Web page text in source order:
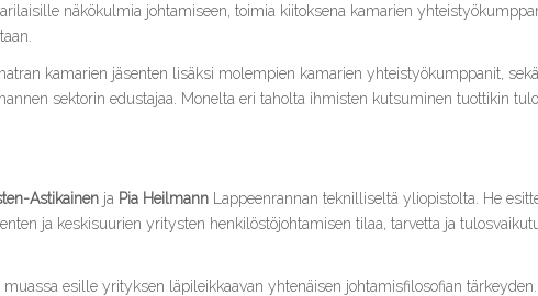
näkökulmia johtamiseen, toimia kiitoksena kamarien
kamarien jäsenten lisäksi molempien kamarien yhteistyökumppanit,
sektorin edustajaa. Monelta eri taholta ihmisten kutsuminen tuottikin
Astikainen ja Pia Heilmann Lappeenrannan teknilliseltä yliopistolta. He
ja keskisuurien yritysten henkilöstöjohtamisen tilaa, tarvetta ja
esille yrityksen läpileikkaavan yhtenäisen johtamisfilosofian